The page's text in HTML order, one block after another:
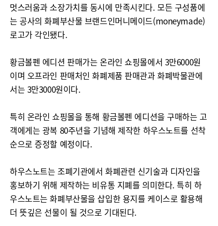
멋스러움과 소장가치를 동시에 만족시킨다. 모든 구성품에
는 공사의 화폐부산물 브랜드인머니메이드(moneymade)
로고가 각인됐다.
황금볼펜 에디션 판매가는 온라인 쇼핑몰에서 3만6000원
이며 오프라인 판매처인 화폐제품 판매관과 화폐박물관에
서는 3만3000원이다.
특히 온라인 쇼핑몰을 통해 황금볼펜 에디션을 구매하는 고
객에게는 광복 80주년을 기념해 제작한 하우스노트를 선착
순으로 증정할 예정이다.
하우스노트는 조폐기관에서 화폐관련 신기술과 디자인을
홍보하기 위해 제작하는 비유통 지폐를 의미한다. 특히 하
우스노트는 화폐부산물을 삽입한 용지를 케이스로 활용해
더 뜻깊은 선물이 될 것으로 기대된다.